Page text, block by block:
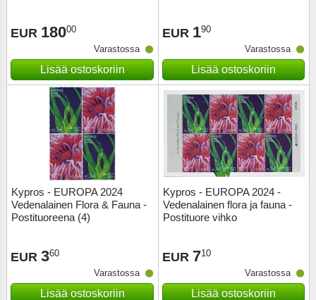
EUR 18000
Varastossa
Lisää ostoskoriin
EUR 190
Varastossa
Lisää ostoskoriin
Kypros - EUROPA 2024
Vedenalainen Flora & Fauna -
Postituoreena (4)
EUR 360
Varastossa
Lisää ostoskoriin
Kypros - EUROPA 2024 -
Vedenalainen flora ja fauna -
Postituore vihko
EUR 710
Varastossa
Lisää ostoskoriin